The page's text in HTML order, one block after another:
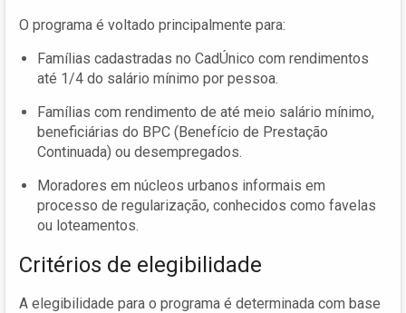
O programa é voltado principalmente para:
Famílias cadastradas no CadÚnico com rendimentos
até 1/4 do salário mínimo por pessoa.
Famílias com rendimento de até meio salário mínimo,
beneficiárias do BPC (Benefício de Prestação
Continuada) ou desempregados.
Moradores em núcleos urbanos informais em
processo de regularização, conhecidos como favelas
ou loteamentos.
Critérios de elegibilidade
A elegibilidade para o programa é determinada com base